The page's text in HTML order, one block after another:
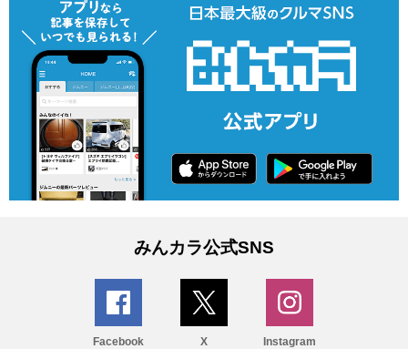
みんカラ公式SNS
Facebook X Instagram